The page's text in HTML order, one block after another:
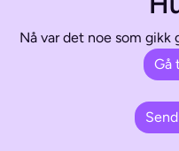
Nå var det noe som gikk
Gå